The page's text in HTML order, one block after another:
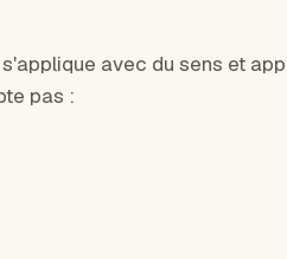
avec du sens et
pas :